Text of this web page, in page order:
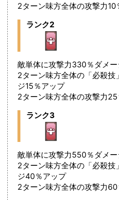
2ターン味方全体の攻撃力10
ランク2
敵単体に攻撃力330％ダメー
2ターン味方全体の「必殺技
ジ15％アップ
2ターン味方全体の攻撃力
ランク3
敵単体に攻撃力550％ダメー
2ターン味方全体の「必殺技
ジ40％アップ
2ターン味方全体の攻撃力